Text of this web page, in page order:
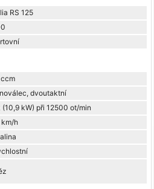
RS 125
dvoutaktní
(10,9 kW) při 12500 ot/min
h